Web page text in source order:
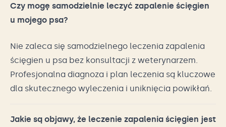
Czy mogę samodzielnie leczyć zapalenie ścięgien
u mojego psa?
Nie zaleca się samodzielnego leczenia zapalenia
ścięgien u psa bez konsultacji z weterynarzem.
Profesjonalna diagnoza i plan leczenia są kluczowe
dla skutecznego wyleczenia i uniknięcia powikłań.
Jakie są objawy, że leczenie zapalenia ścięgien jest